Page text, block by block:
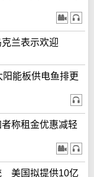
兰表示欢迎
能板供电鱼排更
称租金优惠减轻
美国拟提供10亿